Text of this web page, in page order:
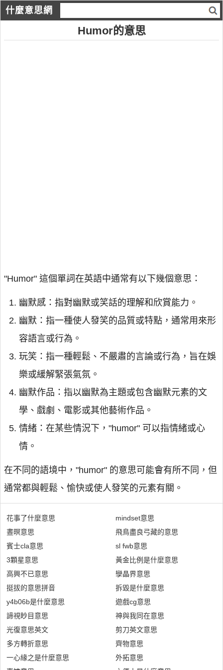
什麼意思網
Humor的意思
"Humor" 這個單詞在英語中通常有以下幾個意思：
幽默感：指對幽默或笑話的理解和欣賞能力。
幽默：指一種使人發笑的品質或特點，通常用來形
容語言或行為。
玩笑：指一種輕鬆、不嚴肅的言論或行為，旨在娛
樂或緩解緊張氣氛。
幽默作品：指以幽默為主題或包含幽默元素的文
學、戲劇、電影或其他藝術作品。
情緒：在某些情況下，"humor" 可以指情緒或心
情。
在不同的語境中，"humor" 的意思可能會有所不同，但
通常都與輕鬆、愉快或使人發笑的元素有關。
花事了什麼意思
晝暝意思
賓士cla意思
3顆星意思
高興不已意思
挺拔的意思拼音
y4b06b是什麼意思
諦視眇目意思
光復意思英文
多方轉折意思
一心緣之是什麼意思
mindset意思
飛鳥盡良弓藏的意思
sl fwb意思
黃金比例是什麼意思
孿晶界意思
拆毀是什麼意思
遊戲cg意思
神與我同在意思
剪刀英文意思
齊物意思
外拓意思